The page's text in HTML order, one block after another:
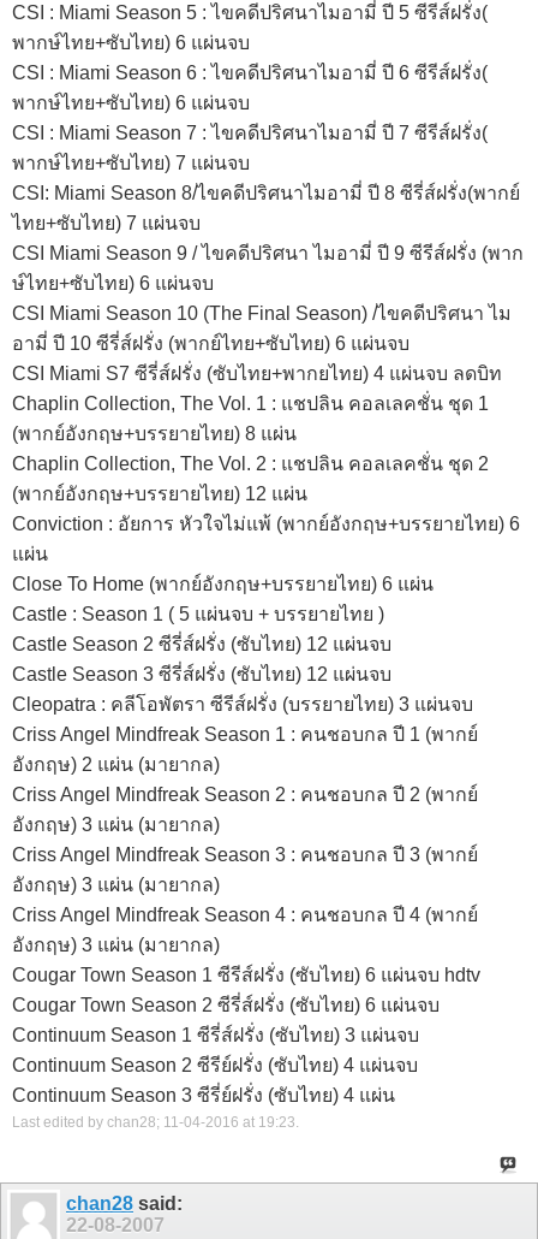
CSI : Miami Season 5 : ไขคดีปริศนาไมอามี่ ปี 5 ซีรีส์ฝรั่ง(
พากษ์ไทย+ซับไทย) 6 แผ่นจบ
CSI : Miami Season 6 : ไขคดีปริศนาไมอามี่ ปี 6 ซีรีส์ฝรั่ง(
พากษ์ไทย+ซับไทย) 6 แผ่นจบ
CSI : Miami Season 7 : ไขคดีปริศนาไมอามี่ ปี 7 ซีรีส์ฝรั่ง(
พากษ์ไทย+ซับไทย) 7 แผ่นจบ
CSI: Miami Season 8/ไขคดีปริศนาไมอามี่ ปี 8 ซีรี่ส์ฝรั่ง(พากย์
ไทย+ซับไทย) 7 แผ่นจบ
CSI Miami Season 9 / ไขคดีปริศนา ไมอามี่ ปี 9 ซีรีส์ฝรั่ง (พาก
ษ์ไทย+ซับไทย) 6 แผ่นจบ
CSI Miami Season 10 (The Final Season) /ไขคดีปริศนา ไม
อามี่ ปี 10 ซีรี่ส์ฝรั่ง (พากย์ไทย+ซับไทย) 6 แผ่นจบ
CSI Miami S7 ซีรี่ส์ฝรั่ง (ซับไทย+พากยไทย) 4 แผ่นจบ ลดบิท
Chaplin Collection, The Vol. 1 : แชปลิน คอลเลคชั่น ชุด 1
(พากย์อังกฤษ+บรรยายไทย) 8 แผ่น
Chaplin Collection, The Vol. 2 : แชปลิน คอลเลคชั่น ชุด 2
(พากย์อังกฤษ+บรรยายไทย) 12 แผ่น
Conviction : อัยการ หัวใจไม่แพ้ (พากย์อังกฤษ+บรรยายไทย) 6
แผ่น
Close To Home (พากย์อังกฤษ+บรรยายไทย) 6 แผ่น
Castle : Season 1 ( 5 แผ่นจบ + บรรยายไทย )
Castle Season 2 ซีรี่ส์ฝรั่ง (ซับไทย) 12 แผ่นจบ
Castle Season 3 ซีรี่ส์ฝรั่ง (ซับไทย) 12 แผ่นจบ
Cleopatra : คลีโอพัตรา ซีรีส์ฝรั่ง (บรรยายไทย) 3 แผ่นจบ
Criss Angel Mindfreak Season 1 : คนชอบกล ปี 1 (พากย์
อังกฤษ) 2 แผ่น (มายากล)
Criss Angel Mindfreak Season 2 : คนชอบกล ปี 2 (พากย์
อังกฤษ) 3 แผ่น (มายากล)
Criss Angel Mindfreak Season 3 : คนชอบกล ปี 3 (พากย์
อังกฤษ) 3 แผ่น (มายากล)
Criss Angel Mindfreak Season 4 : คนชอบกล ปี 4 (พากย์
อังกฤษ) 3 แผ่น (มายากล)
Cougar Town Season 1 ซีรีส์ฝรั่ง (ซับไทย) 6 แผ่นจบ hdtv
Cougar Town Season 2 ซีรี่ส์ฝรั่ง (ซับไทย) 6 แผ่นจบ
Continuum Season 1 ซีรี่ส์ฝรั่ง (ซับไทย) 3 แผ่นจบ
Continuum Season 2 ซีรีย์ฝรั่ง (ซับไทย) 4 แผ่นจบ
Continuum Season 3 ซีรี่ย์ฝรั่ง (ซับไทย) 4 แผ่น
Last edited by chan28; 11-04-2016 at 19:23.
chan28 said:
22-08-2007